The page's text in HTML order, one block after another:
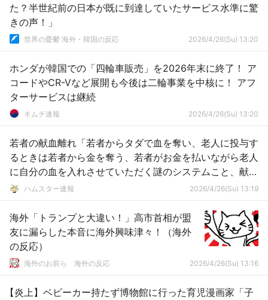
た？半世紀前の日本が既に到達していたサービス水準に驚
きの声！」
世界の憂鬱 海外・韓国の反応 2026/4/26(Su) 13:20
ホンダが韓国での「四輪車販売」を2026年末に終了！ ア
コードやCR-Vなど展開も今後は二輪事業を中核に！ アフ
ターサービスは継続
キムチ速報 2026/4/26(Su) 13:20
若者の献血離れ「若者からタダで血を奪い、老人に投与す
るときは若者から金を奪う、若者がお金を払いながら老人
に自分の血を入れさせていただく謎のシステムこと、献
血」ハムスター速報 2026/4/26(Su) 13:19
海外「トランプと大違い！」高市首相が盟
友に漏らした本音に海外興味津々！（海外
の反応）
海外のお前ら 海外の反応 2026/4/26(Su) 13:16
【炎上】ベビーカー持たず博物館に行った育児漫画家「子